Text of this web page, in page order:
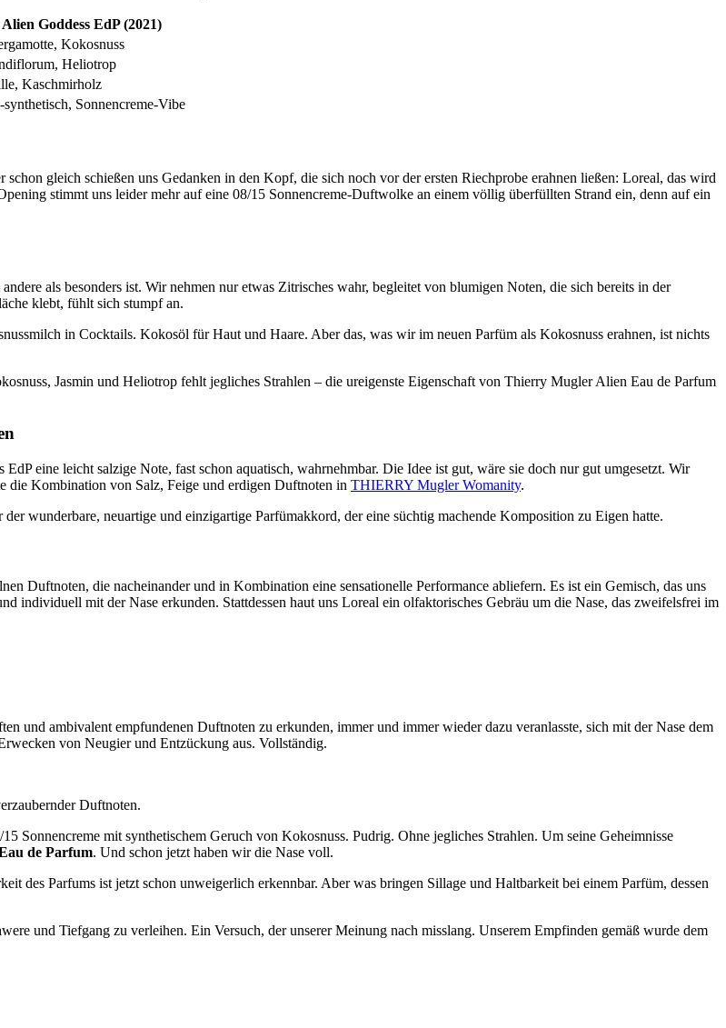
Goddess EdP (2021)
Kokosnuss
Heliotrop
Kaschmirholz
Sonnencreme-Vibe
gleich schießen uns Gedanken in den Kopf, die sich noch vor der ersten Riechprobe erahnen ließen: Loreal, das wird
stimmt uns leider mehr auf eine 08/15 Sonnencreme-Duftwolke an einem völlig überfüllten Strand ein, denn auf ein
als besonders ist. Wir nehmen nur etwas Zitrisches wahr, begleitet von blumigen Noten, die sich bereits in der
klebt, fühlt sich stumpf an.
in Cocktails. Kokosöl für Haut und Haare. Aber das, was wir im neuen Parfüm als Kokosnuss erahnen, ist nichts
Jasmin und Heliotrop fehlt jegliches Strahlen – die ureigenste Eigenschaft von Thierry Mugler Alien Eau de Parfum
eine leicht salzige Note, fast schon aquatisch, wahrnehmbar. Die Idee ist gut, wäre sie doch nur gut umgesetzt. Wir
die Kombination von Salz, Feige und erdigen Duftnoten in THIERRY Mugler Womanity.
wunderbare, neuartige und einzigartige Parfümakkord, der eine süchtig machende Komposition zu Eigen hatte.
Duftnoten, die nacheinander und in Kombination eine sensationelle Performance abliefern. Es ist ein Gemisch, das uns
individuell mit der Nase erkunden. Stattdessen haut uns Loreal ein olfaktorisches Gebräu um die Nase, das zweifelsfrei im
und ambivalent empfundenen Duftnoten zu erkunden, immer und immer wieder dazu veranlasste, sich mit der Nase dem
von Neugier und Entzückung aus. Vollständig.
Duftnoten.
Sonnencreme mit synthetischem Geruch von Kokosnuss. Pudrig. Ohne jegliches Strahlen. Um seine Geheimnisse
de Parfum. Und schon jetzt haben wir die Nase voll.
des Parfums ist jetzt schon unweigerlich erkennbar. Aber was bringen Sillage und Haltbarkeit bei einem Parfüm, dessen
und Tiefgang zu verleihen. Ein Versuch, der unserer Meinung nach misslang. Unserem Empfinden gemäß wurde dem